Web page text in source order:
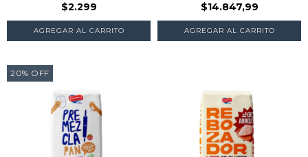
$2.299 $14.847,99
20% OFF